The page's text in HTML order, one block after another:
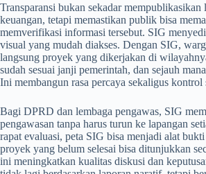
Transparansi bukan sekadar mempublikasikan
keuangan, tetapi memastikan publik bisa
memverifikasi informasi tersebut. SIG
visual yang mudah diakses. Dengan SIG,
langsung proyek yang dikerjakan di
sudah sesuai janji pemerintah, dan sejauh
Ini membangun rasa percaya sekaligus kontrol
Bagi DPRD dan lembaga pengawas, SIG
pengawasan tanpa harus turun ke lapangan
rapat evaluasi, peta SIG bisa menjadi alat
proyek yang belum selesai bisa ditunjukkan
ini meningkatkan kualitas diskusi dan